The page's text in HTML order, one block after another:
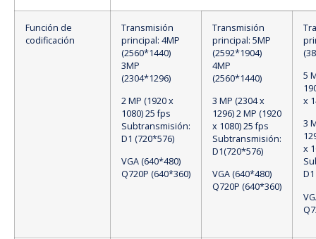
Función de
codificación
Transmisión
principal: 4MP
(2560*1440)
3MP
(2304*1296)
2 MP (1920 x
1080) 25 fps
Subtransmisión:
D1 (720*576)
VGA (640*480)
Q720P (640*360)
Transmisión
principal: 5MP
(2592*1904)
4MP
(2560*1440)
3 MP (2304 x
1296) 2 MP (1920
x 1080) 25 fps
Subtransmisión:
D1(720*576)
VGA (640*480)
Q720P (640*360)
5
x
3
x